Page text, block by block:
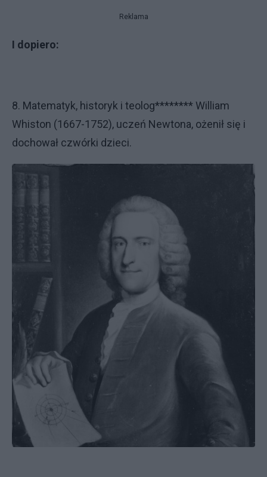
Reklama
I dopiero:
8. Matematyk, historyk i teolog******** William
Whiston (1667-1752), uczeń Newtona, ożenił się i
dochował czwórki dzieci.